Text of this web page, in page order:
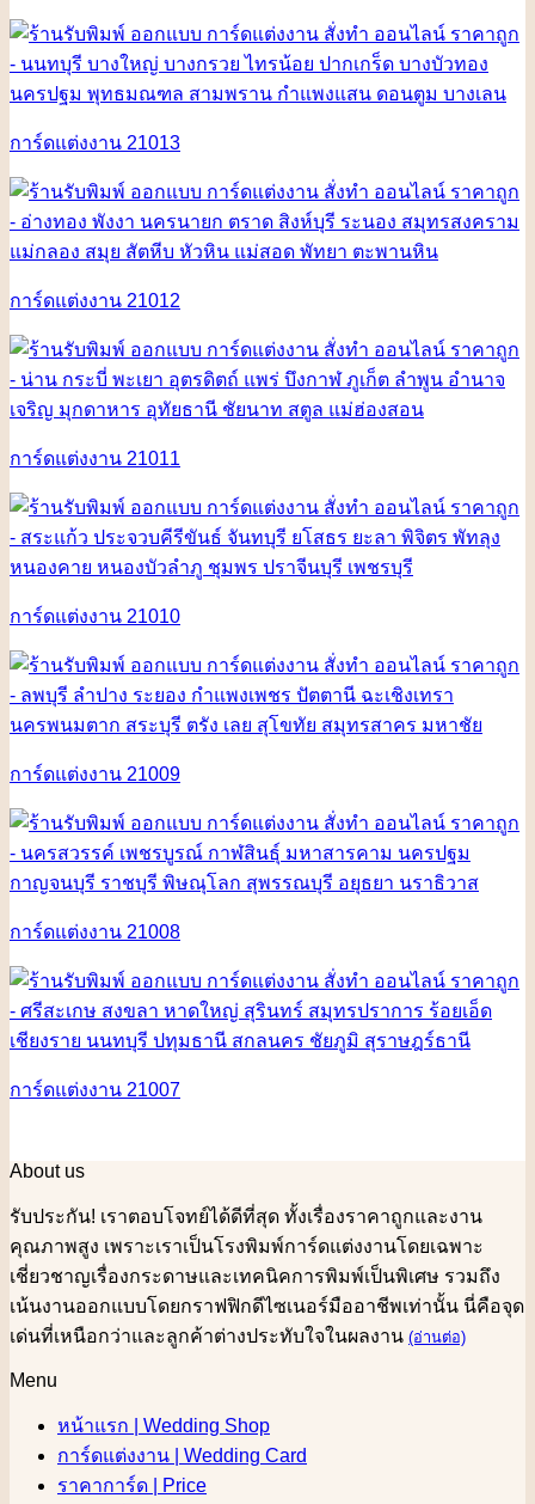
การ์ดแต่งงาน 21013
การ์ดแต่งงาน 21012
การ์ดแต่งงาน 21011
การ์ดแต่งงาน 21010
การ์ดแต่งงาน 21009
การ์ดแต่งงาน 21008
การ์ดแต่งงาน 21007
About us
รับประกัน! เราตอบโจทย์ได้ดีที่สุด ทั้งเรื่องราคาถูกและงาน
คุณภาพสูง เพราะเราเป็นโรงพิมพ์การ์ดแต่งงานโดยเฉพาะ
เชี่ยวชาญเรื่องกระดาษและเทคนิคการพิมพ์เป็นพิเศษ รวมถึง
เน้นงานออกแบบโดยกราฟฟิกดีไซเนอร์มืออาชีพเท่านั้น นี่คือจุด
เด่นที่เหนือกว่าและลูกค้าต่างประทับใจในผลงาน (อ่านต่อ)
Menu
หน้าแรก | Wedding Shop
การ์ดแต่งงาน | Wedding Card
ราคาการ์ด | Price